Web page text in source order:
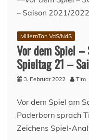
MillernTon VdS/NdS
Vor dem Spiel –
Spieltag 21 –
3. Februar 2022 Tim
Vor dem Spiel am
Paderborn sprach
Zeichens Spiel-